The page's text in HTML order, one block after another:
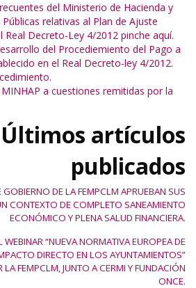
del Ministerio de Hacienda y
relativas al Plan de Ajuste
Real Decreto-Ley 4/2012 pinche aquí.
del Procediemiento del Pago a
en el Real Decreto-ley 4/2012.
a cuestiones remitidas por la
Últimos artículos
publicados
DE LA FEMPCLM APRUEBAN SUS
CONTEXTO DE COMPLETO SANEAMIENTO
ECONÓMICO Y PLENA SALUD FINANCIERA.
“NUEVA NORMATIVA EUROPEA DE
DIRECTO EN LOS AYUNTAMIENTOS”
FEMPCLM, JUNTO A CERMI Y FUNDACIÓN
ONCE.